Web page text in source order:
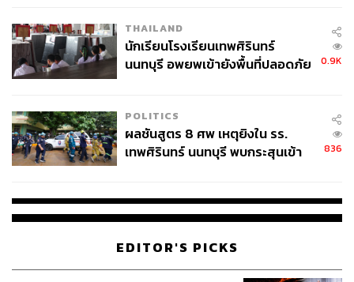
THAILAND
นักเรียนโรงเรียนเทพศิรินทร์
นนทบุรี อพยพเข้ายังพื้นที่ปลอดภัย
0.9K
POLITICS
ผลชันสูตร 8 ศพ เหตุยิงใน รร.
เทพศิรินทร์ นนทบุรี พบกระสุนเข้า
836
EDITOR'S PICKS